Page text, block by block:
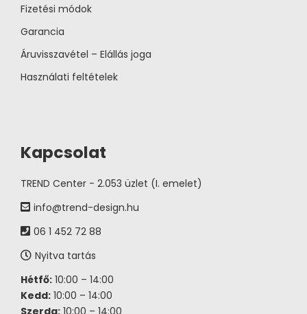
Fizetési módok
Garancia
Áruvisszavétel – Elállás joga
Használati feltételek
Kapcsolat
TREND Center - 2.053 üzlet (I. emelet)
info@trend-design.hu
06 1 452 72 88
Nyitva tartás
Hétfő: 10:00 – 14:00
Kedd: 10:00 – 14:00
Szerda: 10:00 – 14:00